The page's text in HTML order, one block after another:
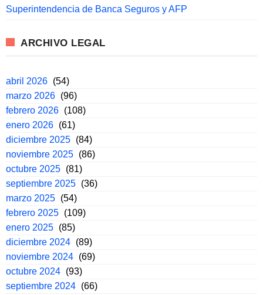
Superintendencia de Banca Seguros y AFP
ARCHIVO LEGAL
abril 2026 (54)
marzo 2026 (96)
febrero 2026 (108)
enero 2026 (61)
diciembre 2025 (84)
noviembre 2025 (86)
octubre 2025 (81)
septiembre 2025 (36)
marzo 2025 (54)
febrero 2025 (109)
enero 2025 (85)
diciembre 2024 (89)
noviembre 2024 (69)
octubre 2024 (93)
septiembre 2024 (66)